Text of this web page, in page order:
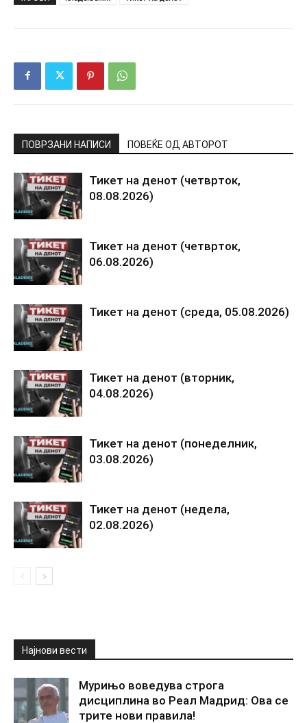
ПОВРЗАНИ НАПИСИ ПОВЕЌЕ ОД АВТОРОТ
Тикет на денот (четврток,
08.08.2026)
Тикет на денот (четврток,
06.08.2026)
Тикет на денот (среда, 05.08.2026)
Тикет на денот (вторник,
04.08.2026)
Тикет на денот (понеделник,
03.08.2026)
Тикет на денот (недела,
02.08.2026)
Најнови вести
Мурињо воведува строга
дисциплина во Реал Мадрид: Ова се
трите нови правила!